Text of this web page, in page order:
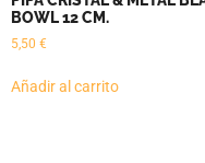
BOWL 12 CM.
5,50 €
Añadir al carrito